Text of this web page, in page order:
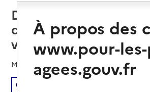
Découvrez les
détection de
vidéo
Mis à jour le17/04/2024
À propos des
www.pour-
agees.gouv.fr